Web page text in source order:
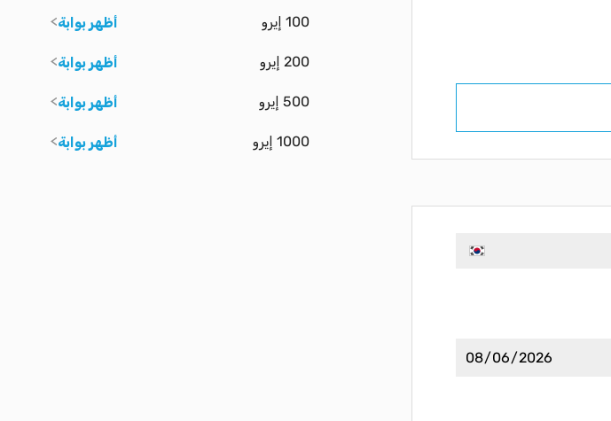
100 إيرو أظهر بوابة
200 إيرو أظهر بوابة
500 إيرو أظهر بوابة
1000 إيرو أظهر بوابة